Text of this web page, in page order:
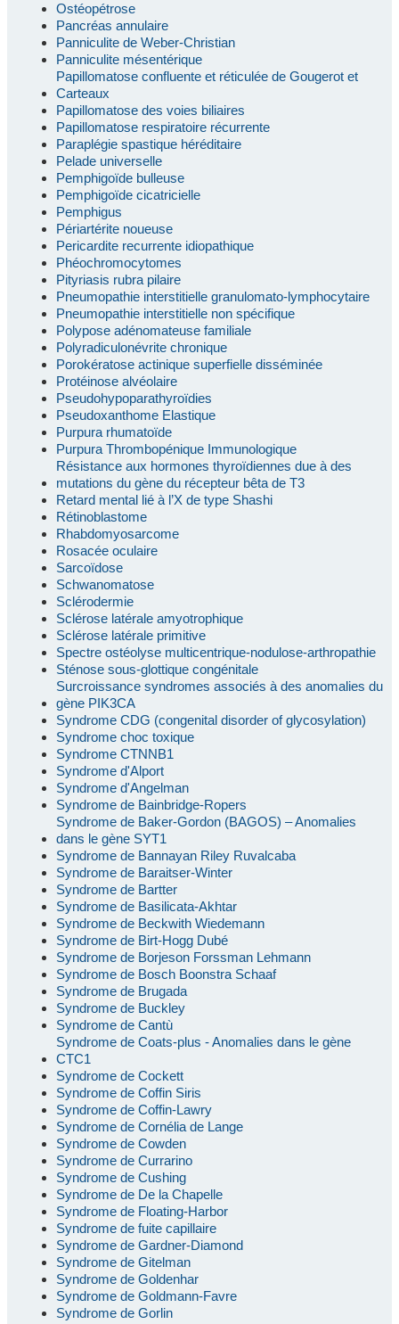
Ostéopétrose
Pancréas annulaire
Panniculite de Weber-Christian
Panniculite mésentérique
Papillomatose confluente et réticulée de Gougerot et
Carteaux
Papillomatose des voies biliaires
Papillomatose respiratoire récurrente
Paraplégie spastique héréditaire
Pelade universelle
Pemphigoïde bulleuse
Pemphigoïde cicatricielle
Pemphigus
Périartérite noueuse
Pericardite recurrente idiopathique
Phéochromocytomes
Pityriasis rubra pilaire
Pneumopathie interstitielle granulomato-lymphocytaire
Pneumopathie interstitielle non spécifique
Polypose adénomateuse familiale
Polyradiculonévrite chronique
Porokératose actinique superfielle disséminée
Protéinose alvéolaire
Pseudohypoparathyroïdies
Pseudoxanthome Elastique
Purpura rhumatoïde
Purpura Thrombopénique Immunologique
Résistance aux hormones thyroïdiennes due à des
mutations du gène du récepteur bêta de T3
Retard mental lié à l’X de type Shashi
Rétinoblastome
Rhabdomyosarcome
Rosacée oculaire
Sarcoïdose
Schwanomatose
Sclérodermie
Sclérose latérale amyotrophique
Sclérose latérale primitive
Spectre ostéolyse multicentrique-nodulose-arthropathie
Sténose sous-glottique congénitale
Surcroissance syndromes associés à des anomalies du
gène PIK3CA
Syndrome CDG (congenital disorder of glycosylation)
Syndrome choc toxique
Syndrome CTNNB1
Syndrome d'Alport
Syndrome d'Angelman
Syndrome de Bainbridge-Ropers
Syndrome de Baker-Gordon (BAGOS) – Anomalies
dans le gène SYT1
Syndrome de Bannayan Riley Ruvalcaba
Syndrome de Baraitser-Winter
Syndrome de Bartter
Syndrome de Basilicata-Akhtar
Syndrome de Beckwith Wiedemann
Syndrome de Birt-Hogg Dubé
Syndrome de Borjeson Forssman Lehmann
Syndrome de Bosch Boonstra Schaaf
Syndrome de Brugada
Syndrome de Buckley
Syndrome de Cantù
Syndrome de Coats-plus - Anomalies dans le gène
CTC1
Syndrome de Cockett
Syndrome de Coffin Siris
Syndrome de Coffin-Lawry
Syndrome de Cornélia de Lange
Syndrome de Cowden
Syndrome de Currarino
Syndrome de Cushing
Syndrome de De la Chapelle
Syndrome de Floating-Harbor
Syndrome de fuite capillaire
Syndrome de Gardner-Diamond
Syndrome de Gitelman
Syndrome de Goldenhar
Syndrome de Goldmann-Favre
Syndrome de Gorlin